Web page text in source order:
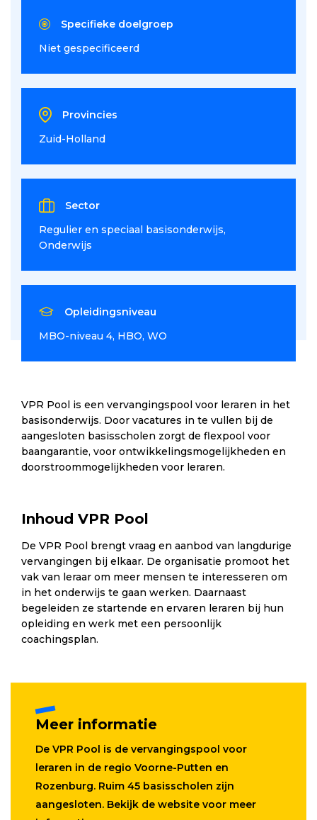
VPR Pool is een vervangingspool voor leraren in het
basisonderwijs. Door vacatures in te vullen bij de
aangesloten basisscholen zorgt de flexpool voor
baangarantie, voor ontwikkelingsmogelijkheden en
doorstroommogelijkheden voor leraren.
Inhoud VPR Pool
De VPR Pool brengt vraag en aanbod van langdurige
vervangingen bij elkaar. De organisatie promoot het
vak van leraar om meer mensen te interesseren om
in het onderwijs te gaan werken. Daarnaast
begeleiden ze startende en ervaren leraren bij hun
opleiding en werk met een persoonlijk
coachingsplan.
Meer informatie
De VPR Pool is de vervangingspool voor
leraren in de regio Voorne-Putten en
Rozenburg. Ruim 45 basisscholen zijn
aangesloten. Bekijk de website voor meer
Specifieke doelgroep
Niet gespecificeerd
Provincies
Zuid-Holland
Sector
Regulier en speciaal basisonderwijs
Onderwijs
Opleidingsniveau
MBO-niveau 4 HBO WO